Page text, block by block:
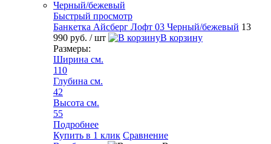
Быстрый просмотр
Банкетка Айсберг Лофт 03 Черный/бежевый 13
990 руб. / шт
В корзину
Размеры:
Ширина см.
110
Глубина см.
42
Высота см.
55
Подробнее
Купить в 1 клик Сравнение